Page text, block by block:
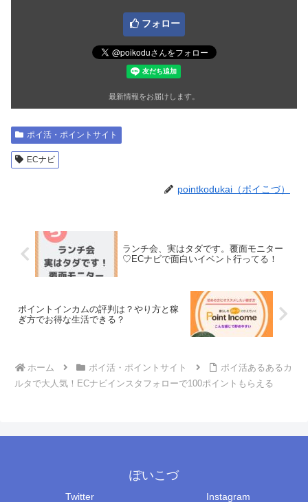
フォロー
最新情報をお届けします。
ポイ活・ポイントサイト
ECナビ
pointkodukai（ポイこづ）
ランチ会、実はタダです。覆面モニター
♡ECナビで面白いイベント行ってる！
ポイントインカムの評判は？やり方と稼
ぎ方でお得な生活できる？
ホーム ポイ活・ポイントサイト
ポイ活あるあるカ
ルタで大人気！ECナビインスタフォローで100ポイントもらえる
ぽいこづ
Twitter Instagram